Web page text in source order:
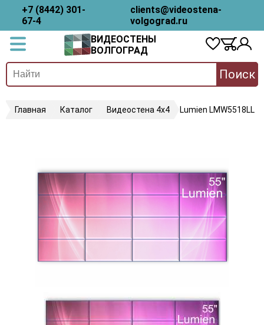
+7 (8442) 301-
67-4
clients@videostena-
volgograd.ru
ВИДЕОСТЕНЫ
ВОЛГОГРАД
Поиск
Главная Каталог Видеостена 4х4 Lumien LMW5518LL